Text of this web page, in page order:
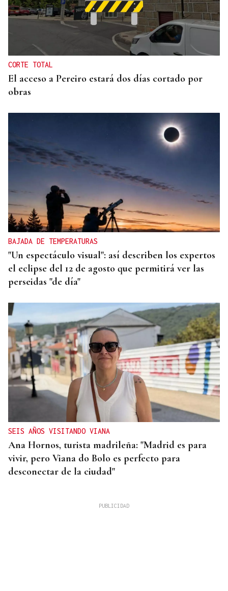
25 DE SEPTIEMBRE
El COB abrirá y cerrará la liga en el Pazo, ante el
Tizona y el Granada
CORTE TOTAL
El acceso a Pereiro estará dos días cortado por
obras
BAJADA DE TEMPERATURAS
"Un espectáculo visual": así describen los expertos
el eclipse del 12 de agosto que permitirá ver las
perseidas "de día"
SEIS AÑOS VISITANDO VIANA
Ana Hornos, turista madrileña: "Madrid es para
vivir, pero Viana do Bolo es perfecto para
desconectar de la ciudad"